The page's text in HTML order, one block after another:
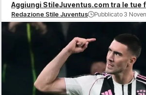
Aggiungi StileJuventus.com tra le tue
Redazione Stile Juventus Pubblicato 3